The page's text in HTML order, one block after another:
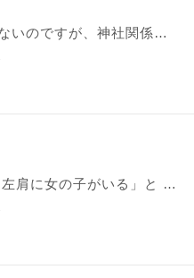
こんにちは。仏教のお話ではないのですが、神社関係の人に「何だか怖い感じがしたからもう行かなくてもいいでしょうか」と言いづらくてここで質問してしまいました。些細な事を気にしているだけだとは思うけれども、お暇な時に教えていただけると嬉しいです。 自分が住んでいる土地の神様にはまず挨拶に行くものだと聞いて今住んでいる所の神社にお参りしたのですが、晴れた日の午前中だったので明るかったし、いわくつきの噂など先入観なく初めて行ったのだけどその神社が何となく怖かったんです。このままもう二度とお参りしないでいてもいいでしょうか。 ここにずっと住むわけではないし、嫌な感じがしたけどまあいいかと思ってあとしばらくやり過ごせばいいのですが、神社があるのに全然お参りしないと罰が当たるのかな....なんてちょっと気にしています。
今の職場に入社した直後、 「左肩に女の子がいる」と 霊が見えるという先輩社員に言われました。 よく話を聞いてみると、 ずっと前から私のことが好きで一緒にいる、 生後６ヶ月くらいの子 私の子ども（水子）だと言われました。 別の知人にそれとなく相談してみたところ、 「左肩に女の子がいる」と 先輩社員と同じことを言われたのですが、 5歳くらいの女の子 全く笑っていない あなたの子どもではないと 全く違う内容でした。 また、別の知人にも 女の子が近くにいると言われたのですが、 その人曰く、 職場にいる霊なので家には着いてこない あまりよくない霊 私の子どもではない 不運が続くのは女の子のせいと言われました。 私自身、霊感が全くない訳でなく ふんわりとですが存在を感じる時もあります。 どの人の意見にせよ、 女の子が側にいるのは理解できました。 何となくマイナスな影響を受けていることも 感じとっています。 成仏させてあげる方法はありますか。